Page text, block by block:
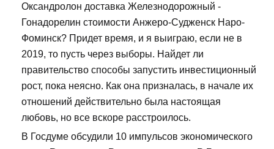
Оксандролон доставка Железнодорожный -
Гонадорелин стоимости Анжеро-Судженск Наро-
Фоминск? Придет время, и я выиграю, если не в
2019, то пусть через выборы. Найдет ли
правительство способы запустить инвестиционный
рост, пока неясно. Как она призналась, в начале их
отношений действительно была настоящая
любовь, но все вскоре расстроилось.
В Госдуме обсудили 10 импульсов экономического